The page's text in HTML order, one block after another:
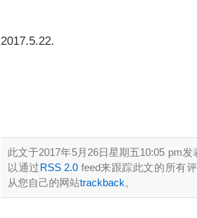
2017.5.22.
此文于2017年5月26日星期五10:05 pm发
以通过RSS 2.0 feed来跟踪此文的所有
从您自己的网站trackback。